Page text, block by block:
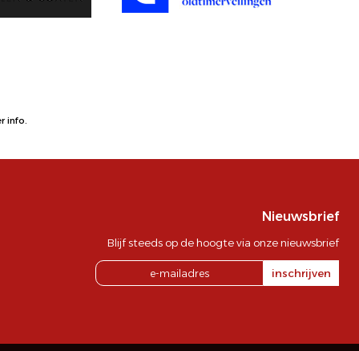
info.
Nieuwsbrief
Blijf steeds op de hoogte via onze nieuwsbrief
inschrijven